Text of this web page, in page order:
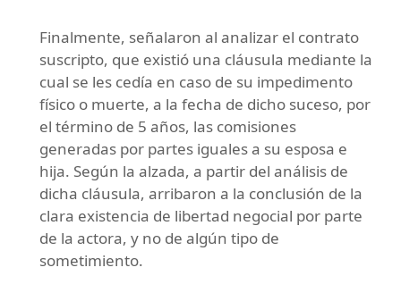
Finalmente, señalaron al analizar el contrato
suscripto, que existió una cláusula mediante la
cual se les cedía en caso de su impedimento
físico o muerte, a la fecha de dicho suceso, por
el término de 5 años, las comisiones
generadas por partes iguales a su esposa e
hija. Según la alzada, a partir del análisis de
dicha cláusula, arribaron a la conclusión de la
clara existencia de libertad negocial por parte
de la actora, y no de algún tipo de
sometimiento.